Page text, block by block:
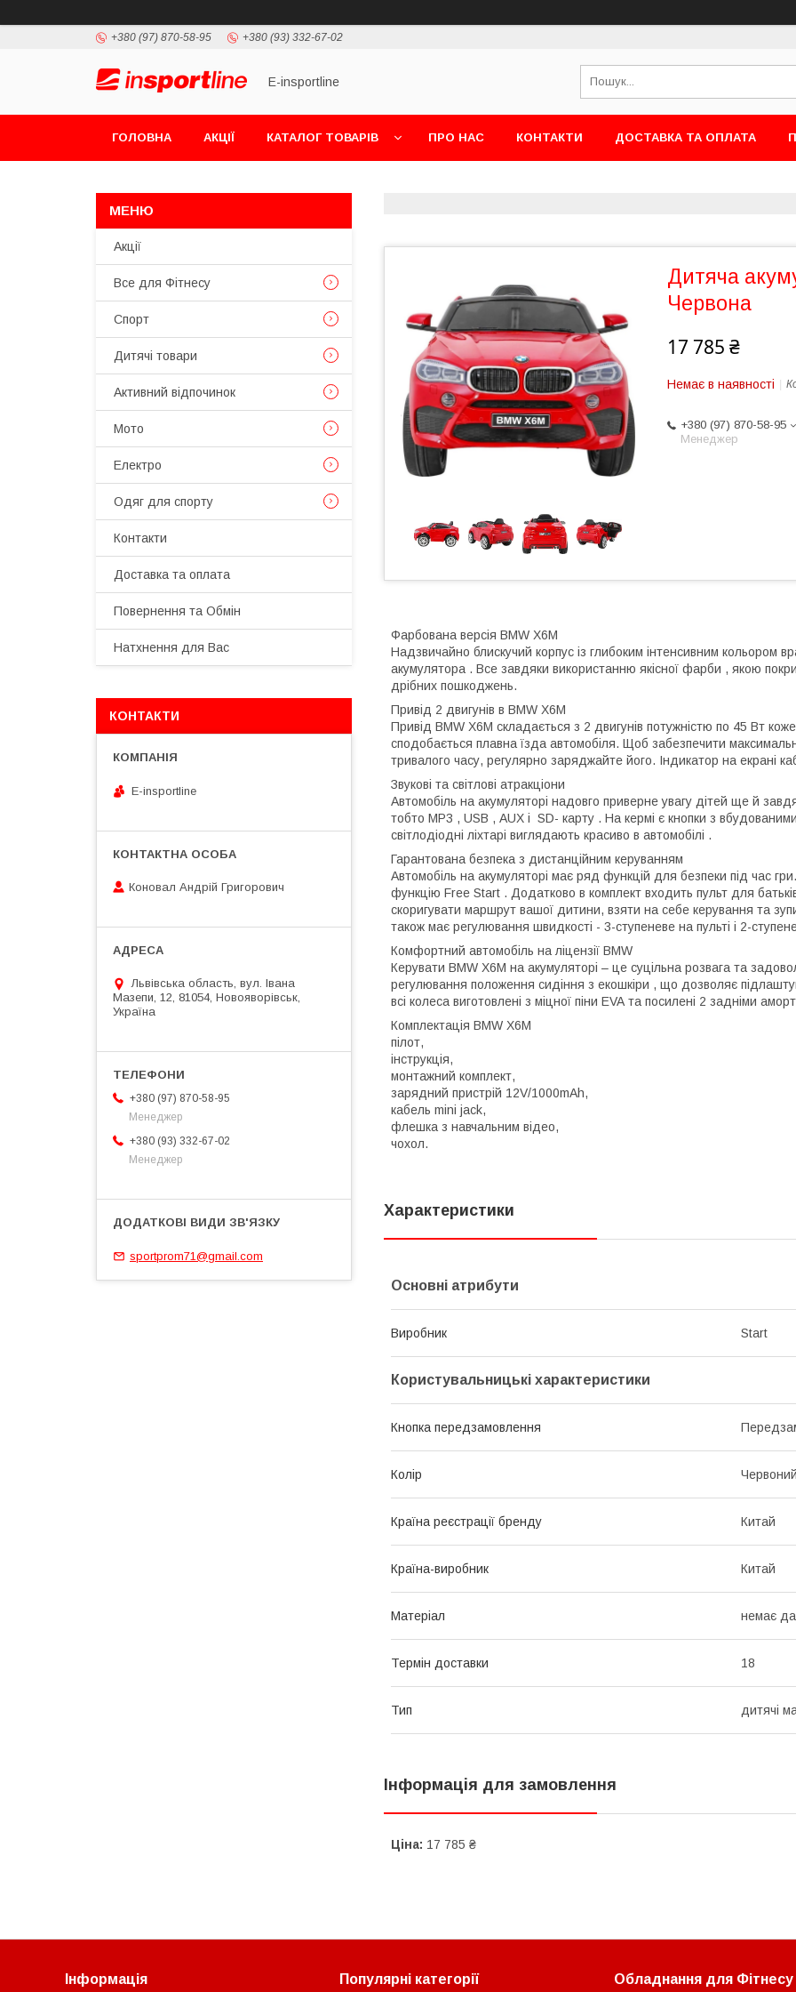
+380 (97) 870-58-95 +380 (93) 332-67-02
E-insportline
ГОЛОВНА АКЦІЇ КАТАЛОГ ТОВАРІВ ПРО НАС КОНТАКТИ ДОСТАВКА ТА ОПЛАТА
Дитяча
Червона
17 785 ₴
Немає в наявності
+380 (97) 870-58-95
Менеджер
Фарбована версія BMW X6M
Надзвичайно блискучий корпус із глибоким інтенсивним кольором
акумулятора . Все завдяки використанню якісної фарби , якою
дрібних пошкоджень.
Привід 2 двигунів в BMW X6M
Привід BMW X6M складається з 2 двигунів потужністю по 45 Вт
сподобається плавна їзда автомобіля. Щоб забезпечити
тривалого часу, регулярно заряджайте його. Індикатор на екрані
Звукові та світлові атракціони
Автомобіль на акумуляторі надовго приверне увагу дітей ще й
тобто MP3 , USB , AUX і SD- карту . На кермі є кнопки з
світлодіодні ліхтарі виглядають красиво в автомобілі .
Гарантована безпека з дистанційним керуванням
Автомобіль на акумуляторі має ряд функцій для безпеки під час
функцію Free Start . Додатково в комплект входить пульт для
скоригувати маршрут вашої дитини, взяти на себе керування та
також має регулювання швидкості - 3-ступеневе на пульті і 2-
Комфортний автомобіль на ліцензії BMW
Керувати BMW X6M на акумуляторі – це суцільна розвага та
регулювання положення сидіння з екошкіри , що дозволяє
всі колеса виготовлені з міцної піни EVA та посилені 2 задніми
Комплектація BMW X6M
пілот,
інструкція,
монтажний комплект,
зарядний пристрій 12V/1000mAh,
кабель mini jack,
флешка з навчальним відео,
чохол.
Характеристики
Основні атрибути
Виробник Start
Користувальницькі характеристики
Кнопка передзамовлення
Колір Червоний
Країна реєстрації бренду Китай
Країна-виробник Китай
Матеріал немає
Термін доставки 18
Тип дитячі
Інформація для замовлення
Ціна: 17 785 ₴
Акції
Все для Фітнесу
Спорт
Дитячі товари
Активний відпочинок
Мото
Електро
Одяг для спорту
Контакти
Доставка та оплата
Повернення та Обмін
Натхнення для Вас
КОНТАКТИ
E-insportline
Коновал Андрій Григорович
Львівська область, вул. Івана
Мазепи, 12, 81054, Новояворівськ,
Україна
+380 (97) 870-58-95
Менеджер
+380 (93) 332-67-02
Менеджер
sportprom71@gmail.com
Інформація Популярні категорії Обладнання для Фітнесу